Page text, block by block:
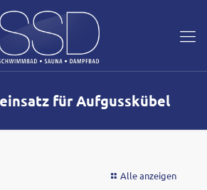
für Aufgusskübel
Alle anzeigen